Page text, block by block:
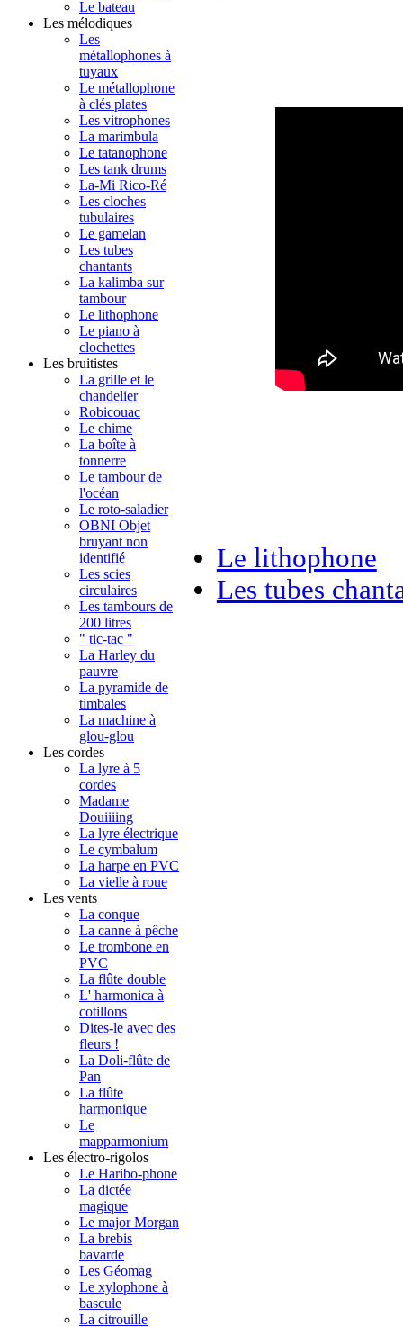
Le lithophone
Les tubes
Le bateau
Les mélodiques
Les
métallophones à
tuyaux
Le métallophone
à clés plates
Les vitrophones
La marimbula
Le tatanophone
Les tank drums
La-Mi Rico-Ré
Les cloches
tubulaires
Le gamelan
Les tubes
chantants
La kalimba sur
tambour
Le lithophone
Le piano à
clochettes
Les bruitistes
La grille et le
chandelier
Robicouac
Le chime
La boîte à
tonnerre
Le tambour de
l'océan
Le roto-saladier
OBNI Objet
bruyant non
identifié
Les scies
circulaires
Les tambours de
200 litres
" tic-tac "
La Harley du
pauvre
La pyramide de
timbales
La machine à
glou-glou
Les cordes
La lyre à 5
cordes
Madame
Douiiiing
La lyre électrique
Le cymbalum
La harpe en PVC
La vielle à roue
Les vents
La conque
La canne à pêche
Le trombone en
PVC
La flûte double
L' harmonica à
cotillons
Dites-le avec des
fleurs !
La Doli-flûte de
Pan
La flûte
harmonique
Le
mapparmonium
Les électro-rigolos
Le Haribo-phone
La dictée
magique
Le major Morgan
La brebis
bavarde
Les Géomag
Le xylophone à
bascule
La citrouille